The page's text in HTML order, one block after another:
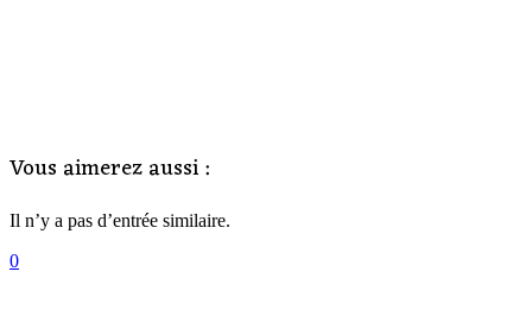
Vous aimerez aussi :
Il n’y a pas d’entrée similaire.
0